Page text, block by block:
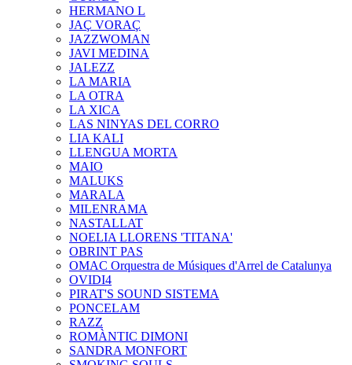
HERMANO L
JAÇ VORAÇ
JAZZWOMAN
JAVI MEDINA
JALEZZ
LA MARIA
LA OTRA
LA XICA
LAS NINYAS DEL CORRO
LIA KALI
LLENGUA MORTA
MAIO
MALUKS
MARALA
MILENRAMA
NASTALLAT
NOELIA LLORENS 'TITANA'
OBRINT PAS
OMAC Orquestra de Músiques d'Arrel de Catalunya
OVIDI4
PIRAT'S SOUND SISTEMA
PONCELAM
RAZZ
ROMÀNTIC DIMONI
SANDRA MONFORT